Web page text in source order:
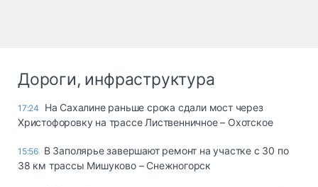
Дороги, инфраструктура
17:24
На Сахалине раньше срока сдали мост через
Христофоровку на трассе Лиственничное – Охотское
15:56 В Заполярье завершают ремонт на участке с 30 по
38 км трассы Мишуково – Снежногорск